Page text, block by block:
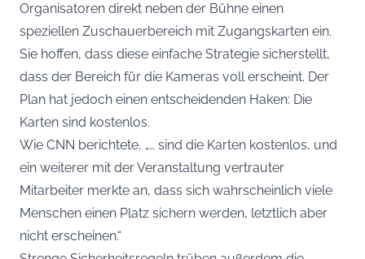
Organisatoren direkt neben der Bühne einen
speziellen Zuschauerbereich mit Zugangskarten ein.
Sie hoffen, dass diese einfache Strategie sicherstellt,
dass der Bereich für die Kameras voll erscheint. Der
Plan hat jedoch einen entscheidenden Haken: Die
Karten sind kostenlos.
Wie CNN berichtete, „… sind die Karten kostenlos, und
ein weiterer mit der Veranstaltung vertrauter
Mitarbeiter merkte an, dass sich wahrscheinlich viele
Menschen einen Platz sichern werden, letztlich aber
nicht erscheinen.“